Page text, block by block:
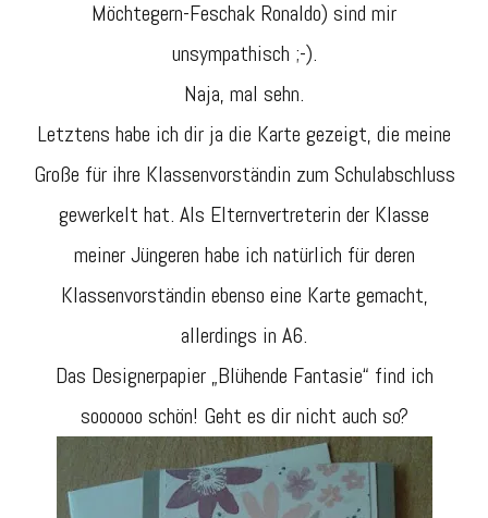
Möchtegern-Feschak Ronaldo) sind mir
unsympathisch ;-).
Naja, mal sehn.
Letztens habe ich dir ja die Karte gezeigt, die meine
Große für ihre Klassenvorständin zum Schulabschluss
gewerkelt hat. Als Elternvertreterin der Klasse
meiner Jüngeren habe ich natürlich für deren
Klassenvorständin ebenso eine Karte gemacht,
allerdings in A6.
Das Designerpapier „Blühende Fantasie“ find ich
soooooo schön! Geht es dir nicht auch so?